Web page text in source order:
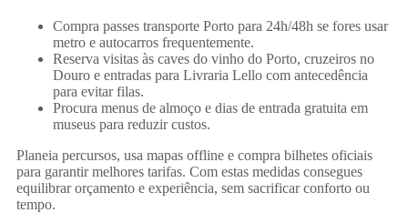
Compra passes transporte Porto para 24h/48h se fores usar
metro e autocarros frequentemente.
Reserva visitas às caves do vinho do Porto, cruzeiros no
Douro e entradas para Livraria Lello com antecedência
para evitar filas.
Procura menus de almoço e dias de entrada gratuita em
museus para reduzir custos.
Planeia percursos, usa mapas offline e compra bilhetes oficiais
para garantir melhores tarifas. Com estas medidas consegues
equilibrar orçamento e experiência, sem sacrificar conforto ou
tempo.